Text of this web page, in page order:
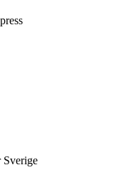
Sverige